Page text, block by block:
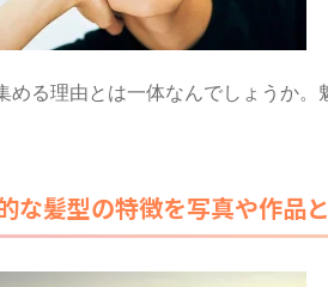
める理由とは一体なんでしょうか。
な髪型の特徴を写真や作品